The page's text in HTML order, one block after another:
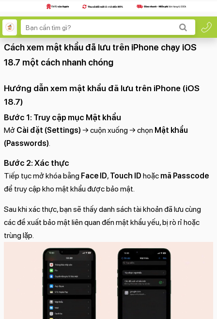
Cách xem mật khẩu đã lưu trên iPhone chạy iOS
18.7 một cách nhanh chóng
Hướng dẫn xem mật khẩu đã lưu trên iPhone (iOS
18.7)
Bước 1: Truy cập mục Mật khẩu
Mở Cài đặt (Settings) → cuộn xuống → chọn Mật khẩu
(Passwords).
Bước 2: Xác thực
Tiếp tục mở khóa bằng Face ID, Touch ID hoặc mã Passcode
để truy cập kho mật khẩu được bảo mật.
Sau khi xác thực, bạn sẽ thấy danh sách tài khoản đã lưu cùng
các đề xuất bảo mật liên quan đến mật khẩu yếu, bị rò rỉ hoặc
trùng lặp.